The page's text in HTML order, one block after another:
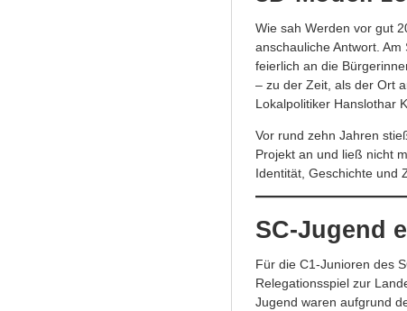
Wie sah Werden vor gut
anschauliche Antwort.
feierlich an die
– zu der Zeit, als der Ort
Lokalpolitiker Hanslothar
Vor rund zehn Jahren
Projekt an und ließ nicht
Identität, Geschichte und
SC-Jugend
Für die C1-Junioren des
Relegationsspiel zur
Jugend waren aufgrund